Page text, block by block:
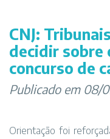
CNJ:
decidir sobre
concurso de
Publicado em 08/
Orientação foi